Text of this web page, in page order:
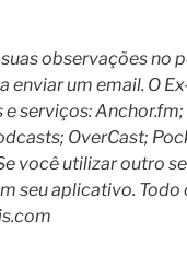
observações no
enviar um email. O
serviços:
OverCast;
você utilizar outro
seu aplicativo.